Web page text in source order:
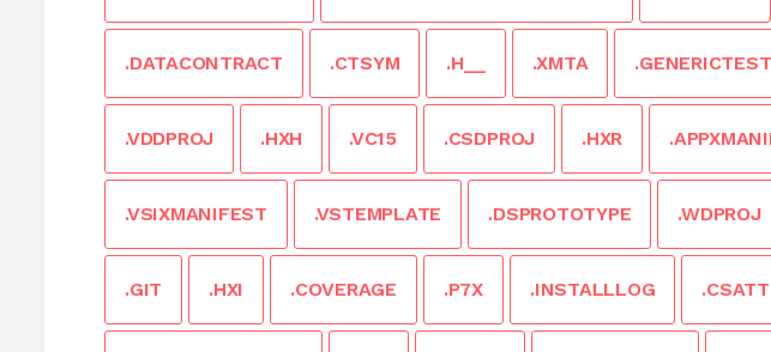
.DATACONTRACT .CTSYM .H__ .XMTA .GENERICTEST
.VDDPROJ .HXH .VC15 .CSDPROJ .HXR
.VSIXMANIFEST .VSTEMPLATE .DSPROTOTYPE .WDPROJ
.GIT .HXI .COVERAGE .P7X .INSTALLLOG